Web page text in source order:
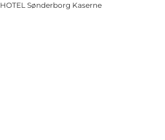
HOTEL Sønderborg Kaserne